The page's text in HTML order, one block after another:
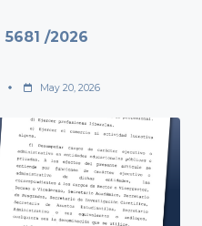
5681 /2026
May 20, 2026